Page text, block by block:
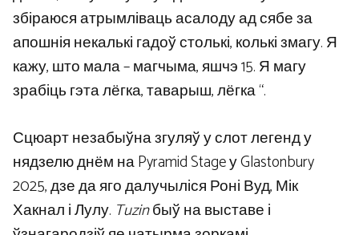
збіраюся атрымліваць асалоду ад сябе за
апошнія некалькі гадоў столькі, колькі змагу. Я
кажу, што мала – магчыма, яшчэ 15. Я магу
зрабіць гэта лёгка, таварыш, лёгка “.
Сцюарт незабыўна згуляў у слот легенд у
нядзелю днём на Pyramid Stage у Glastonbury
2025, дзе да яго далучыліся Роні Вуд, Мік
Хакнал і Лулу. Tuzinбыў на выставе і